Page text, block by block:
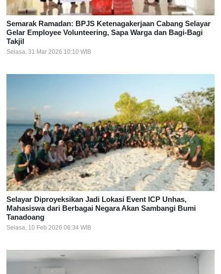
Semarak Ramadan: BPJS Ketenagakerjaan Cabang Selayar
Gelar Employee Volunteering, Sapa Warga dan Bagi-Bagi
Takjil
Selasa, 31 Mar 2026 10:10 WIB
Selayar Diproyeksikan Jadi Lokasi Event ICP Unhas,
Mahasiswa dari Berbagai Negara Akan Sambangi Bumi
Tanadoang
Selasa, 10 Feb 2026 06:34 WIB